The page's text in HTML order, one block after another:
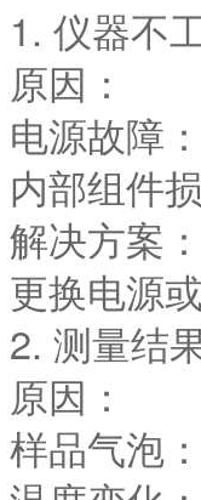
1. 仪器不
原因：
电源故障
内部组件
解决方案
更换电源
2. 测量结
原因：
样品气泡